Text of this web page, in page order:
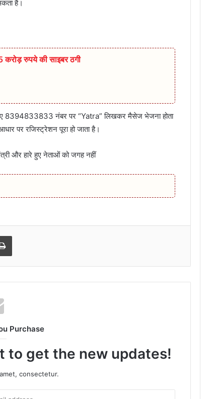
है।
करोड़ रुपये की साइबर ठगी
8394833833 नंबर पर “Yatra” लिखकर मैसेज भेजना होता
पर रजिस्ट्रेशन पूरा हो जाता है।
और हारे हुए नेताओं को जगह नहीं
Print
Purchase
to get the new updates!
consectetur.